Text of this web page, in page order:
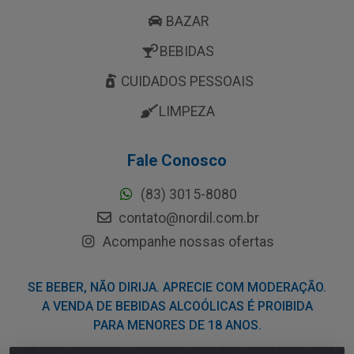
BAZAR
BEBIDAS
CUIDADOS PESSOAIS
LIMPEZA
Fale Conosco
(83) 3015-8080
contato@nordil.com.br
Acompanhe nossas ofertas
SE BEBER, NÃO DIRIJA. APRECIE COM MODERAÇÃO.
A VENDA DE BEBIDAS ALCOÓLICAS É PROIBIDA
PARA MENORES DE 18 ANOS.